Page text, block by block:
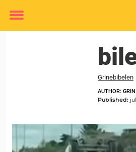
Toggle
Grinebibelen
AUTHOR:
Published: